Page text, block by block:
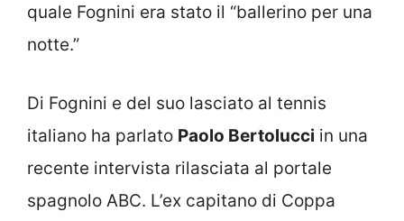
quale Fognini era stato il “ballerino per una
notte.”
Di Fognini e del suo lasciato al tennis
italiano ha parlato Paolo Bertolucci in una
recente intervista rilasciata al portale
spagnolo ABC. L’ex capitano di Coppa